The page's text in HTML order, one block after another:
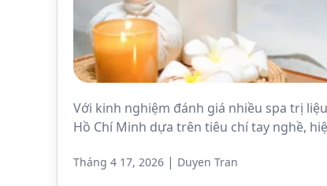
Với kinh nghiệm đánh giá nhiều spa trị
Hồ Chí Minh dựa trên tiêu chí tay nghề,
Tháng 4 17, 2026 | Duyen Tran